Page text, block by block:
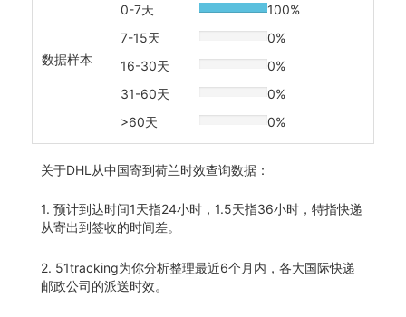
数据样本
0-7天 20% Complete
100%
7-15天
20% Complete0%
16-30天
20% Complete0%
31-60天
20% Complete0%
>60天
20% Complete0%
关于DHL从中国寄到荷兰时效查询数据：
1. 预计到达时间1天指24小时，1.5天指36小时，特指快递
从寄出到签收的时间差。
2. 51tracking为你分析整理最近6个月内，各大国际快递
邮政公司的派送时效。